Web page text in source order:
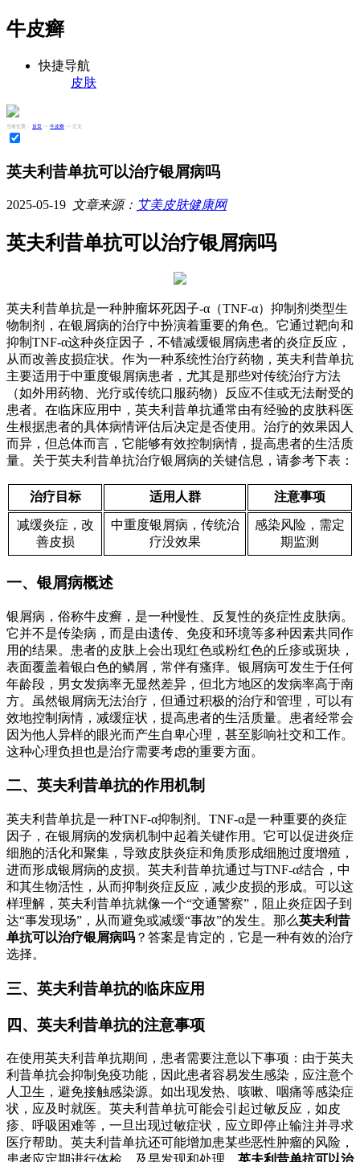
牛皮癣
快捷导航
皮肤
当前位置： 首页 >> 牛皮癣 >> 正文
英夫利昔单抗可以治疗银屑病吗
2025-05-19 文章来源： 艾美皮肤健康网
英夫利昔单抗可以治疗银屑病吗
英夫利昔单抗是一种肿瘤坏死因子-α（TNF-α）抑制剂类型生
物制剂，在银屑病的治疗中扮演着重要的角色。它通过靶向和
抑制TNF-α这种炎症因子，不错减缓银屑病患者的炎症反应，
从而改善皮损症状。作为一种系统性治疗药物，英夫利昔单抗
主要适用于中重度银屑病患者，尤其是那些对传统治疗方法
（如外用药物、光疗或传统口服药物）反应不佳或无法耐受的
患者。在临床应用中，英夫利昔单抗通常由有经验的皮肤科医
生根据患者的具体病情评估后决定是否使用。治疗的效果因人
而异，但总体而言，它能够有效控制病情，提高患者的生活质
量。关于英夫利昔单抗治疗银屑病的关键信息，请参考下表：
治疗目标 适用人群 注意事项
减缓炎症，改
善皮损
中重度银屑病，传统治
疗没效果
感染风险，需定
期监测
一、银屑病概述
银屑病，俗称牛皮癣，是一种慢性、反复性的炎症性皮肤病。
它并不是传染病，而是由遗传、免疫和环境等多种因素共同作
用的结果。患者的皮肤上会出现红色或粉红色的丘疹或斑块，
表面覆盖着银白色的鳞屑，常伴有瘙痒。银屑病可发生于任何
年龄段，男女发病率无显然差异，但北方地区的发病率高于南
方。虽然银屑病无法治疗，但通过积极的治疗和管理，可以有
效地控制病情，减缓症状，提高患者的生活质量。患者经常会
因为他人异样的眼光而产生自卑心理，甚至影响社交和工作。
这种心理负担也是治疗需要考虑的重要方面。
二、英夫利昔单抗的作用机制
英夫利昔单抗是一种TNF-α抑制剂。TNF-α是一种重要的炎症
因子，在银屑病的发病机制中起着关键作用。它可以促进炎症
细胞的活化和聚集，导致皮肤炎症和角质形成细胞过度增殖，
进而形成银屑病的皮损。英夫利昔单抗通过与TNF-α结合，中
和其生物活性，从而抑制炎症反应，减少皮损的形成。可以这
样理解，英夫利昔单抗就像一个“交通警察”，阻止炎症因子到
达“事发现场”，从而避免或减缓“事故”的发生。那么英夫利昔
单抗可以治疗银屑病吗 ？答案是肯定的，它是一种有效的治疗
选择。
三、英夫利昔单抗的临床应用
四、英夫利昔单抗的注意事项
在使用英夫利昔单抗期间，患者需要注意以下事项：由于英夫
利昔单抗会抑制免疫功能，因此患者容易发生感染，应注意个
人卫生，避免接触感染源。如出现发热、咳嗽、咽痛等感染症
状，应及时就医。英夫利昔单抗可能会引起过敏反应，如皮
疹、呼吸困难等，一旦出现过敏症状，应立即停止输注并寻求
医疗帮助。英夫利昔单抗还可能增加患某些恶性肿瘤的风险，